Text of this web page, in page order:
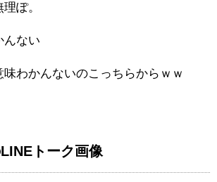
ぽ。
んない
わかんないのこっちらからｗｗ
トーク画像